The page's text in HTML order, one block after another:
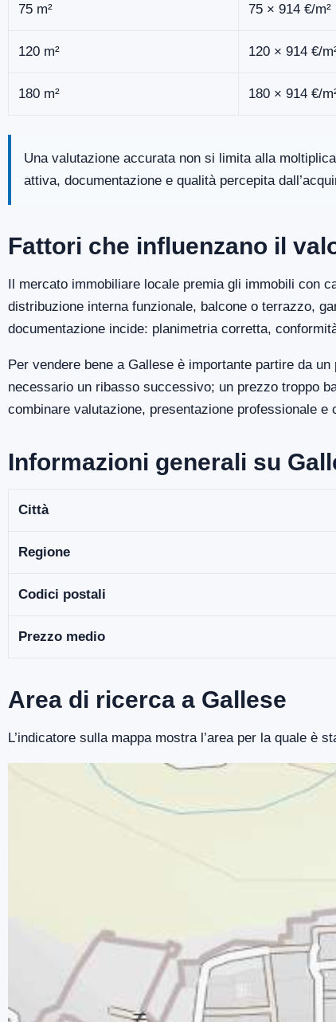
75 m² 75 × 914 €/m²
120 m² 120 × 914 €/
180 m² 180 × 914 €/
Una valutazione accurata non si limita alla
attiva, documentazione e qualità percepita
Fattori che influenzano il
Il mercato immobiliare locale premia gli immobili con
distribuzione interna funzionale, balcone o terrazzo,
documentazione incide: planimetria corretta,
Per vendere bene a Gallese è importante partire da
necessario un ribasso successivo; un prezzo troppo
combinare valutazione, presentazione professionale
Informazioni generali su
Città
Regione
Codici postali
Prezzo medio
Area di ricerca a Gallese
L’indicatore sulla mappa mostra l’area per la quale è